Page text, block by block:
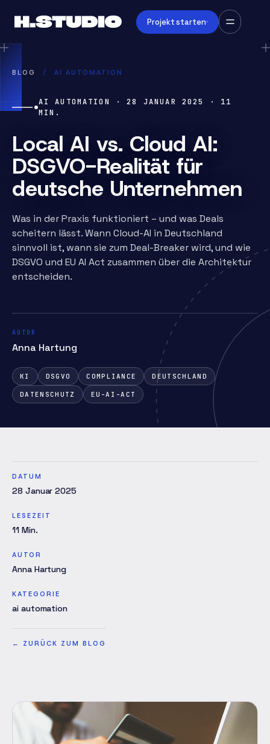
Projekt starten
BLOG / AI AUTOMATION
AI AUTOMATION ·28 JANUAR 2025 · 11
MIN.
Local AI vs. Cloud AI:
DSGVO-Realität für
deutsche Unternehmen
Was in der Praxis funktioniert – und was Deals
scheitern lässt. Wann Cloud-AI in Deutschland
sinnvoll ist, wann sie zum Deal-Breaker wird, und wie
DSGVO und EU AI Act zusammen über die Architektur
entscheiden.
AUTOR
Anna Hartung
KI DSGVO COMPLIANCE DEUTSCHLAND
DATENSCHUTZ EU-AI-ACT
DATUM
28 Januar 2025
LESEZEIT
11 Min.
AUTOR
Anna Hartung
KATEGORIE
ai automation
← ZURÜCK ZUM BLOG